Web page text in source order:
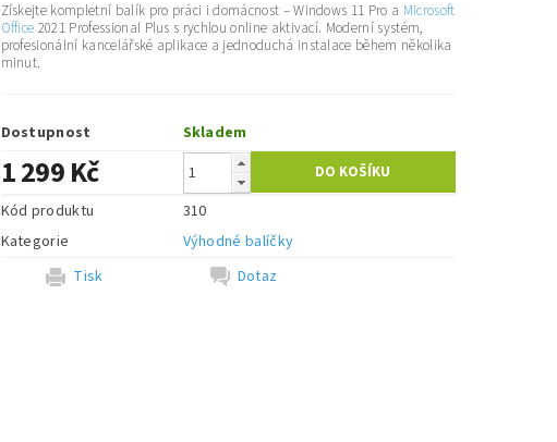
Získejte kompletní balík pro práci i domácnost – Windows 11 Pro a Microsoft
Office 2021 Professional Plus s rychlou online aktivací. Moderní systém,
profesionální kancelářské aplikace a jednoduchá instalace během několika
minut.
Dostupnost Skladem
1 299 Kč
Kód produktu
310
Kategorie
Výhodné balíčky
Tisk
Dotaz